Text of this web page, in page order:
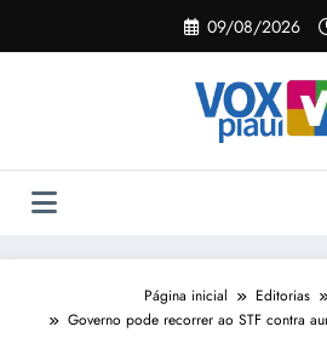
o
09/08/2026
Página inicial Editorias
Governo pode recorrer ao STF contra